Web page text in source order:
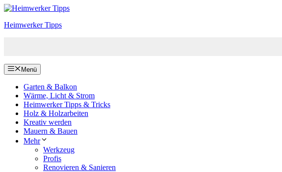
Zum
springen
Heimwerker Tipps
Menü
Garten & Balkon
Wärme, Licht & Strom
Heimwerker Tipps & Tricks
Holz & Holzarbeiten
Kreativ werden
Mauern & Bauen
Mehr
Werkzeug
Profis
Renovieren & Sanieren